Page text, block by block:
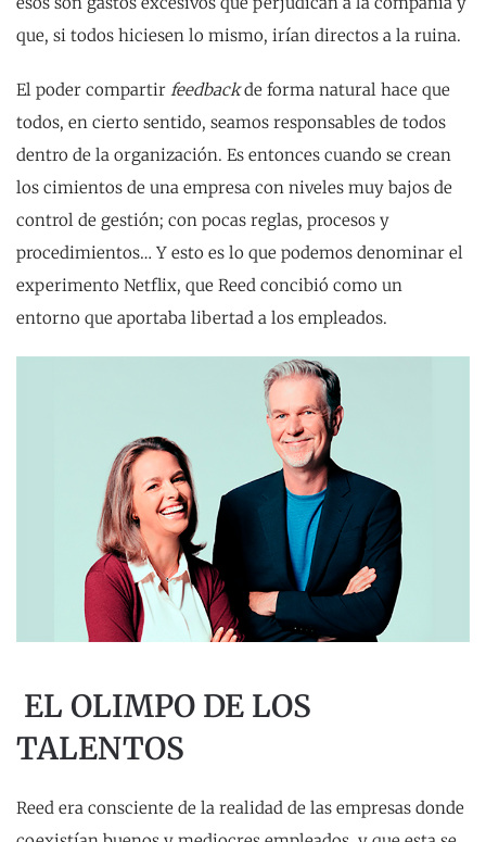
que, si todos hiciesen lo mismo, irían directos a la ruina.
El poder compartir feedbackde forma natural hace que
todos, en cierto sentido, seamos responsables de todos
dentro de la organización. Es entonces cuando se crean
los cimientos de una empresa con niveles muy bajos de
control de gestión; con pocas reglas, procesos y
procedimientos… Y esto es lo que podemos denominar el
experimento Netflix, que Reed concibió como un
entorno que aportaba libertad a los empleados.
EL OLIMPO DE LOS
TALENTOS
Reed era consciente de la realidad de las empresas donde